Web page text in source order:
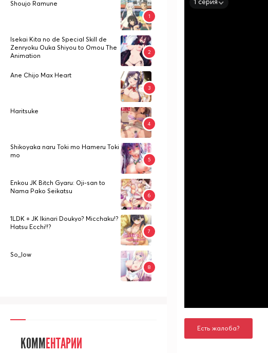
1 серия
Есть жалоба?
Shoujo Ramune
Isekai Kita no de Special Skill de
Zenryoku Ouka Shiyou to Omou The
Animation
Ane Chijo Max Heart
Haritsuke
Shikoyaka naru Toki mo Hameru Toki
mo
Enkou JK Bitch Gyaru: Oji-san to
Nama Pako Seikatsu
1LDK + JK Ikinari Doukyo? Micchaku!?
Hatsu Ecchi!!?
So_low
КОММЕНТАРИИ